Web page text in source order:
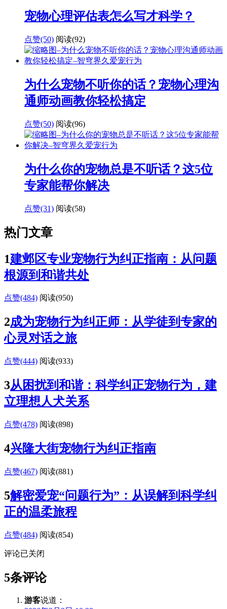
宠物心理评估表怎么写才科学？
点赞(50) 阅读(92)
为什么宠物不听你的话？宠物心理沟
通师动画教你轻松搞定
点赞(50) 阅读(96)
为什么你的宠物总是不听话？这5位
专家能帮你解决
点赞(31) 阅读(58)
热门文章
1建邺区专业宠物行为纠正指南：从问题
根源到和谐共处
点赞(484) 阅读(950)
2成为宠物行为纠正师：从学徒到专家的
心灵对话之旅
点赞(444) 阅读(933)
3从困扰到和谐：科学纠正宠物行为，建
立理想人犬关系
点赞(478) 阅读(898)
4兴隆大街宠物行为纠正指南
点赞(467) 阅读(881)
5解密爱宠“问题行为”：从误解到科学纠
正的温柔旅程
点赞(484) 阅读(854)
评论已关闭
5条评论
游客说道：